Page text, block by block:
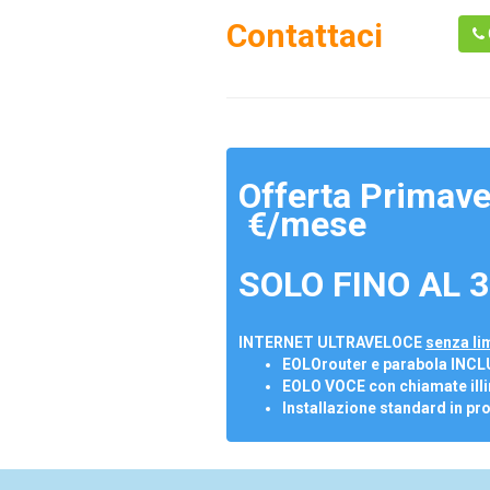
Contattaci
Offerta
€/mese
SOLO FINO AL
INTERNET ULTRAVELOCE senza
EOLOrouter e parabola
EOLO VOCE con chiamate
Installazione standard in